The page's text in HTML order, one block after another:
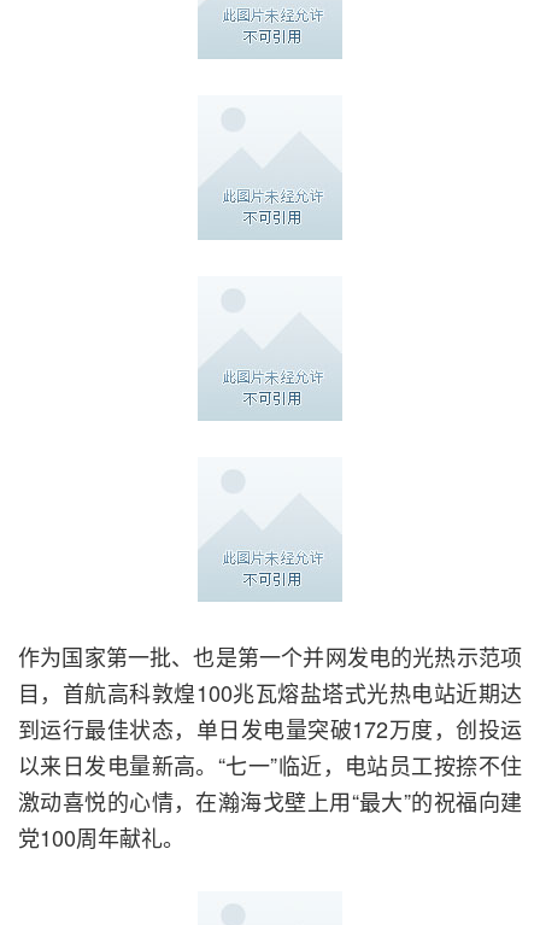
作为国家第一批、也是第一个并网发电的光热示范项
目，首航高科敦煌100兆瓦熔盐塔式光热电站近期达
到运行最佳状态，单日发电量突破172万度，创投运
以来日发电量新高。“七一”临近，电站员工按捺不住
激动喜悦的心情，在瀚海戈壁上用“最大”的祝福向建
党100周年献礼。